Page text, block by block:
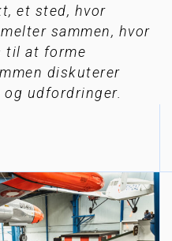
et sted, hvor
sammen, hvor
til at forme
diskuterer
udfordringer.